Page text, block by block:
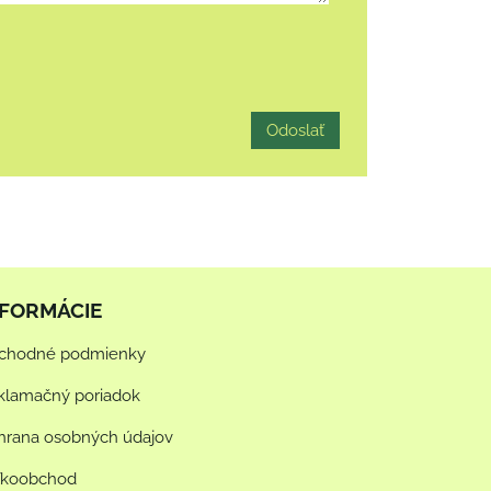
Odoslať
podmienky
poriadok
osobných údajov